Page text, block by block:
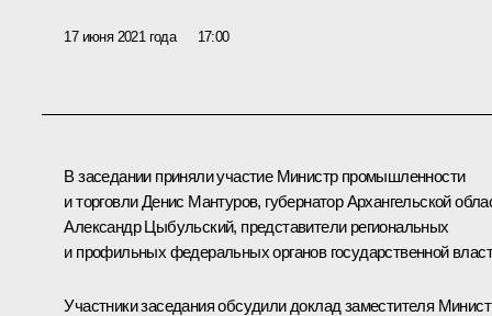
17 июня 2021 года 17:00
В заседании приняли участие Министр промышленности
и торговлиДенис Мантуров, губернатор Архангельской
Александр Цыбульский, представители региональных
и профильных федеральных органов государственной
Участники заседания обсудили доклад заместителя